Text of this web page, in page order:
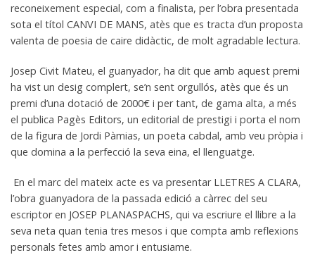
reconeixement especial, com a finalista, per l’obra presentada
sota el títol CANVI DE MANS, atès que es tracta d’un proposta
valenta de poesia de caire didàctic, de molt agradable lectura.
Josep Civit Mateu, el guanyador, ha dit que amb aquest premi
ha vist un desig complert, se’n sent orgullós, atès que és un
premi d’una dotació de 2000€ i per tant, de gama alta, a més
el publica Pagès Editors, un editorial de prestigi i porta el nom
de la figura de Jordi Pàmias, un poeta cabdal, amb veu pròpia i
que domina a la perfecció la seva eina, el llenguatge.
En el marc del mateix acte es va presentar LLETRES A CLARA,
l’obra guanyadora de la passada edició a càrrec del seu
escriptor en JOSEP PLANASPACHS, qui va escriure el llibre a la
seva neta quan tenia tres mesos i que compta amb reflexions
personals fetes amb amor i entusiame.